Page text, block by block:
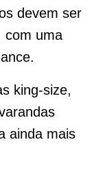
devem ser
com uma
king-size,
ainda mais